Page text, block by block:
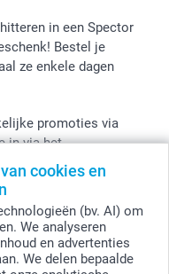
cookies en
(bv. AI) om
We analyseren
en advertenties
We delen bepaalde
in een Spector
Bestel je
ze enkele dagen
promoties via
in via het
toegepast.
exclusief verzendkosten.